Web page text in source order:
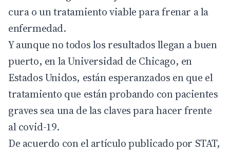
cura o un tratamiento viable para frenar a la
enfermedad.
Y aunque no todos los resultados llegan a buen
puerto, en la Universidad de Chicago, en
Estados Unidos, están esperanzados en que el
tratamiento que están probando con pacientes
graves sea una de las claves para hacer frente
al covid-19.
De acuerdo con el artículo publicado por STAT,